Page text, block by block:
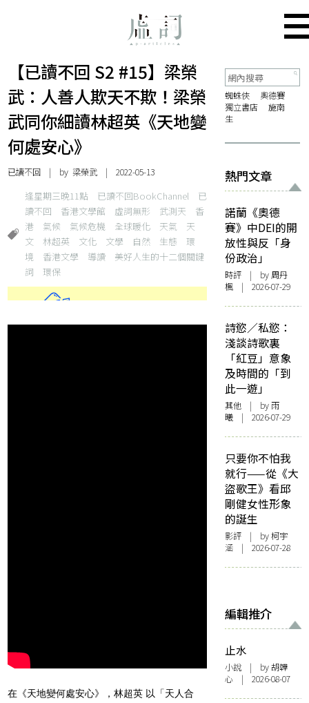
【已讀不回 S2 #15】梁榮
武：人善人欺天不欺！梁榮
武同你細讀林超英《天地變
何處安心》
已讀不回 | by 梁榮武 | 2022-05-13
逢星期三晚11點 已讀不回BookChannel
已
讀不回
香港文學館 虛詞無形 武測天
香
港
氣候 氣候危機 全球暖化 天氣
天
文
林超英 文化 文學 自然 生態
環
境
香港文學 導讀
美好人生的十二個關鍵
詞
環保
在《天地變何處安心》，林超英 以「天人合
蜘蛛俠
奧德賽
獨立書店
施南
生
熱門文章
諾蘭《奧德
賽》中DEI的開
放性與反「身
份政治」
時評 | by周丹
楓 | 2026-07-29
詩慾／私慾：
淺談詩歌裏
「紅豆」意象
及時間的「到
此一遊」
其他 | by 雨
曦 | 2026-07-29
只要你不怕我
就行——從《大
盜歌王》看邱
剛健女性形象
的誕生
影評 | by 柯宇
涵 | 2026-07-28
編輯推介
止水
小說 | by 胡韡
心 | 2026-08-07